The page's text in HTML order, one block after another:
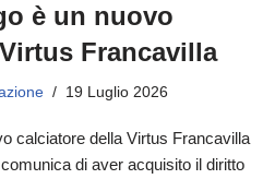
è un nuovo
Francavilla
19 Luglio 2026
calciatore della Virtus Francavilla
di aver acquisito il diritto